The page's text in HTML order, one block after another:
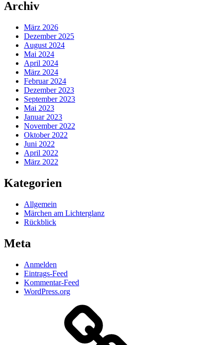
Archiv
März 2026
Dezember 2025
August 2024
Mai 2024
April 2024
März 2024
Februar 2024
Dezember 2023
September 2023
Mai 2023
Januar 2023
November 2022
Oktober 2022
Juni 2022
April 2022
März 2022
Kategorien
Allgemein
Märchen am Lichterglanz
Rückblick
Meta
Anmelden
Eintrags-Feed
Kommentar-Feed
WordPress.org
Datenschutzerklärung